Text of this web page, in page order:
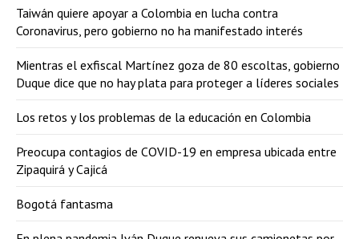
Taiwán quiere apoyar a Colombia en lucha contra
Coronavirus, pero gobierno no ha manifestado interés
Mientras el exfiscal Martínez goza de 80 escoltas, gobierno
Duque dice que no hay plata para proteger a líderes sociales
Los retos y los problemas de la educación en Colombia
Preocupa contagios de COVID-19 en empresa ubicada entre
Zipaquirá y Cajicá
Bogotá fantasma